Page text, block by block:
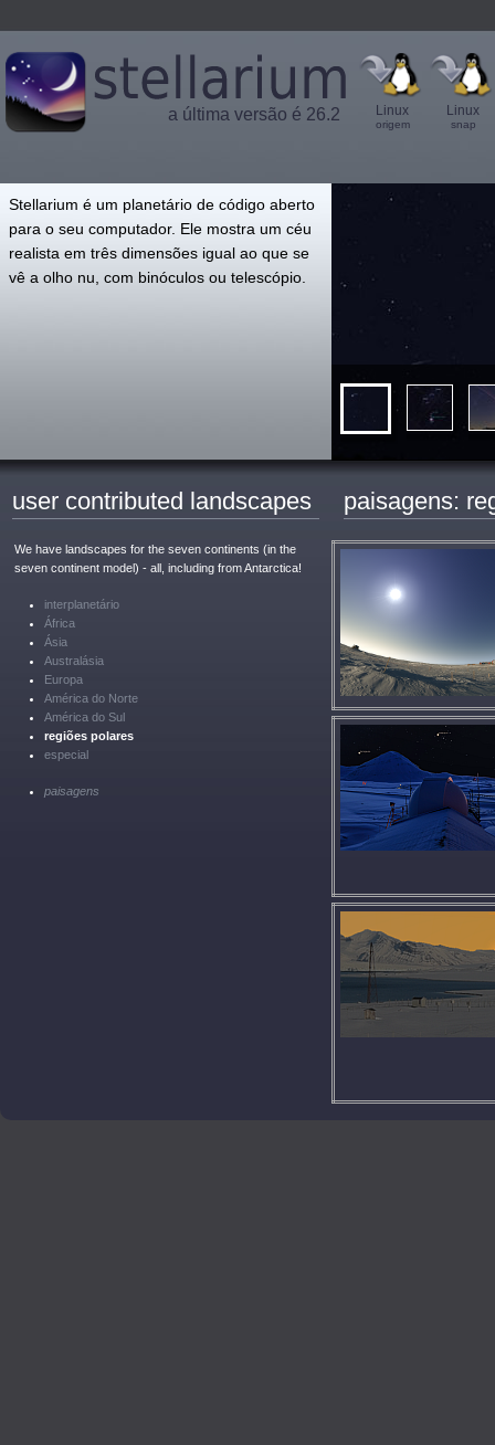
a última versão é 26.2 Linux
origem
Linux
snap
Stellarium é um planetário de código aberto
para o seu computador. Ele mostra um céu
realista em três dimensões igual ao que se
vê a olho nu, com binóculos ou telescópio.
user contributed landscapes
We have landscapes for the seven continents (in the
seven continent model) - all, including from Antarctica!
interplanetário
África
Ásia
Australásia
Europa
América do Norte
América do Sul
regiões polares
especial
paisagens
paisagens: